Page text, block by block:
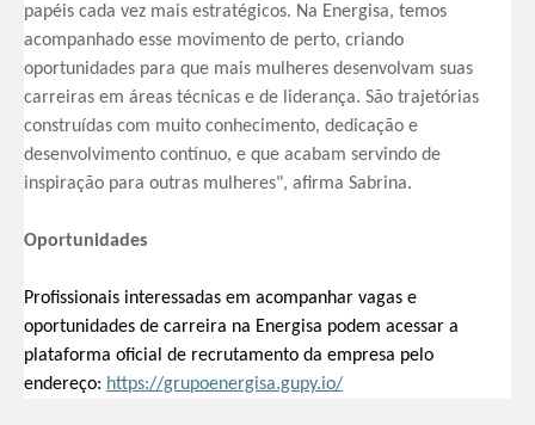
papéis cada vez mais estratégicos. Na Energisa, temos
acompanhado esse movimento de perto, criando
oportunidades para que mais mulheres desenvolvam suas
carreiras em áreas técnicas e de liderança. São trajetórias
construídas com muito conhecimento, dedicação e
desenvolvimento contínuo, e que acabam servindo de
inspiração para outras mulheres", afirma Sabrina.
Oportunidades
Profissionais interessadas em acompanhar vagas e
oportunidades de carreira na Energisa podem acessar a
plataforma oficial de recrutamento da empresa pelo
endereço: https://grupoenergisa.gupy.io/